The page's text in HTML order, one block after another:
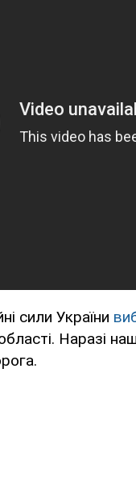
сили України
Наразі